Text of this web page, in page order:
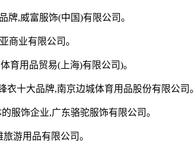
牌,威富服饰(中国)有限公司。
商业有限公司。
育用品贸易(上海)有限公司)。
十大品牌,南京边城体育用品股份有限公司。
服饰企业,广东骆驼服饰有限公司。
游用品有限公司。